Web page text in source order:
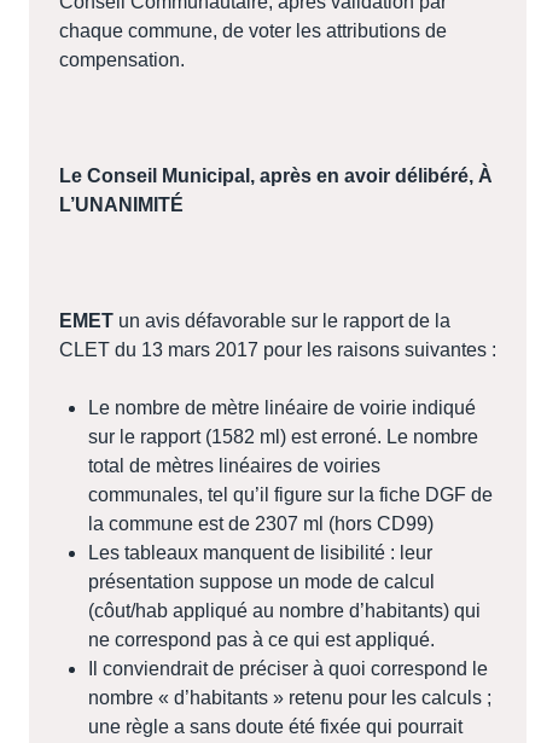
chaque commune, de voter les attributions de
compensation.
Le Conseil Municipal, après en avoir délibéré, À
L’UNANIMITÉ
EMET un avis défavorable sur le rapport de la
CLET du 13 mars 2017 pour les raisons suivantes :
Le nombre de mètre linéaire de voirie indiqué
sur le rapport (1582 ml) est erroné. Le nombre
total de mètres linéaires de voiries
communales, tel qu’il figure sur la fiche DGF de
la commune est de 2307 ml (hors CD99)
Les tableaux manquent de lisibilité : leur
présentation suppose un mode de calcul
(côut/hab appliqué au nombre d’habitants) qui
ne correspond pas à ce qui est appliqué.
Il conviendrait de préciser à quoi correspond le
nombre « d’habitants » retenu pour les calculs ;
une règle a sans doute été fixée qui pourrait